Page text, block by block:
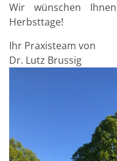
Wir wünschen
Herbsttage!
Ihr Praxisteam von
Dr. Lutz Brussig